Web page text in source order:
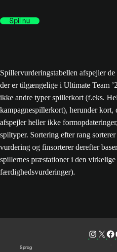
Spil nu
Spillervurderingstabellen afspejler
der er tilgængelige i Ultimate Team
ikke andre typer spillerkort (f.eks.
kampagnespillerkort), herunder
afspejler heller ikke
spiltyper. Sortering efter rang
vurdering og finsorterer derefter
spillernes præstationer i den
færdighedsvurderinger).
Sprog